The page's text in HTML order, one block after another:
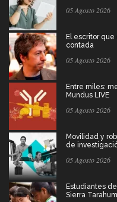
05 Agosto 2026
El escritor
contada
05 Agosto 2026
Entre miles:
Mundus LIVE
05 Agosto 2026
Movilidad y
de
05 Agosto 2026
Estudiantes
Sierra